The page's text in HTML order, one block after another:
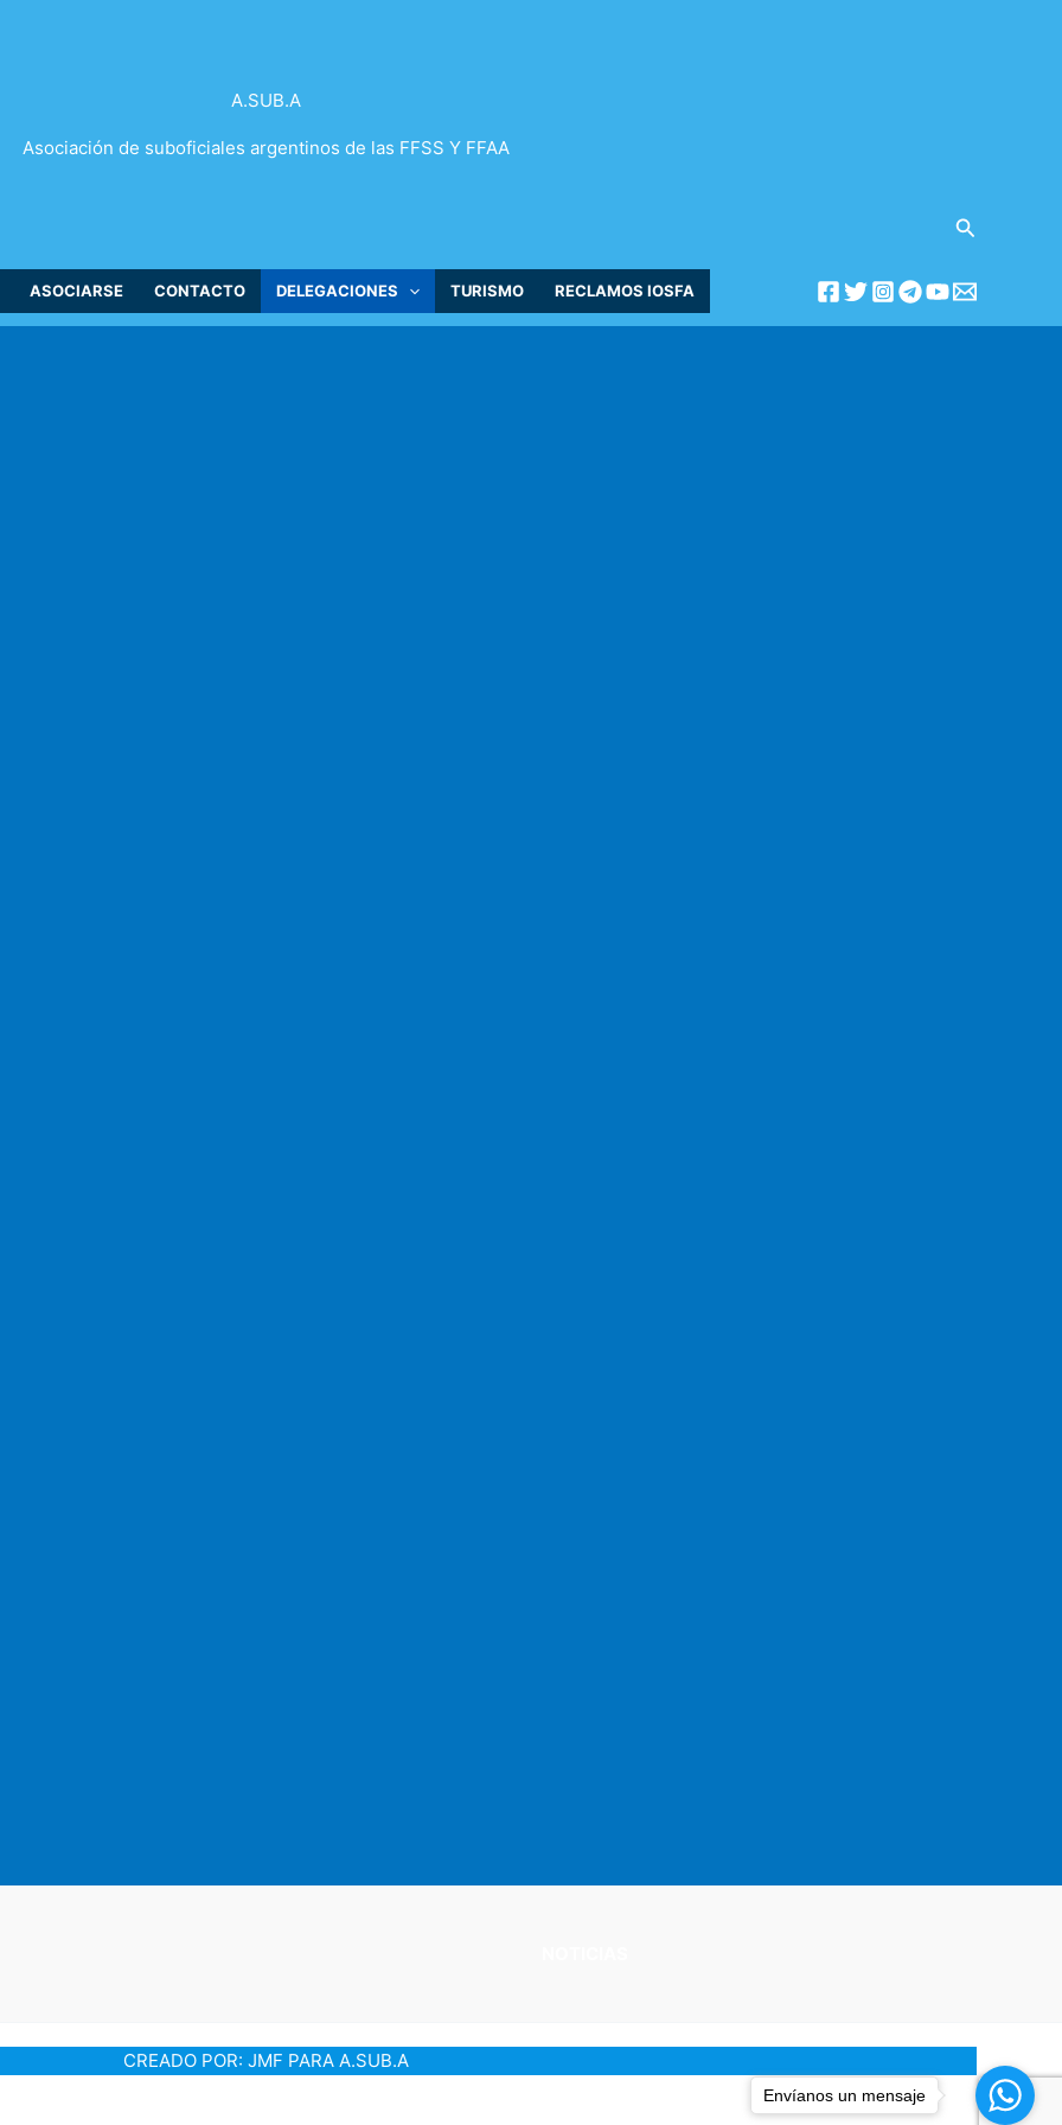
A.SUB.A
Asociación de suboficiales argentinos de las FFSS Y FFAA
Buscar
ASOCIARSE CONTACTO DELEGACIONES TURISMO RECLAMOS IOSFA
CREADO POR: JMF PARA A.SUB.A
Envíanos un mensaje